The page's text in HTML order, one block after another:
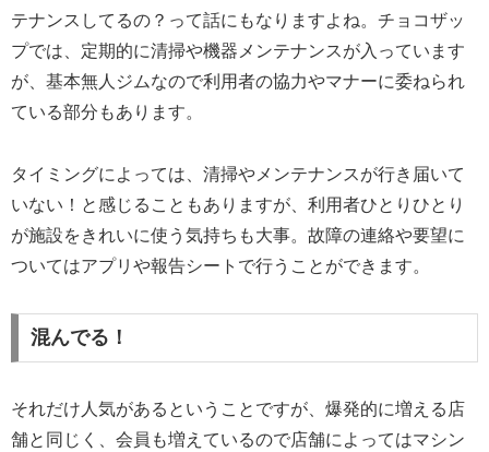
テナンスしてるの？って話にもなりますよね。チョコザッ
プでは、定期的に清掃や機器メンテナンスが入っています
が、基本無人ジムなので利用者の協力やマナーに委ねられ
ている部分もあります。
タイミングによっては、清掃やメンテナンスが行き届いて
いない！と感じることもありますが、利用者ひとりひとり
が施設をきれいに使う気持ちも大事。故障の連絡や要望に
ついてはアプリや報告シートで行うことができます。
混んでる！
それだけ人気があるということですが、爆発的に増える店
舗と同じく、会員も増えているので店舗によってはマシン